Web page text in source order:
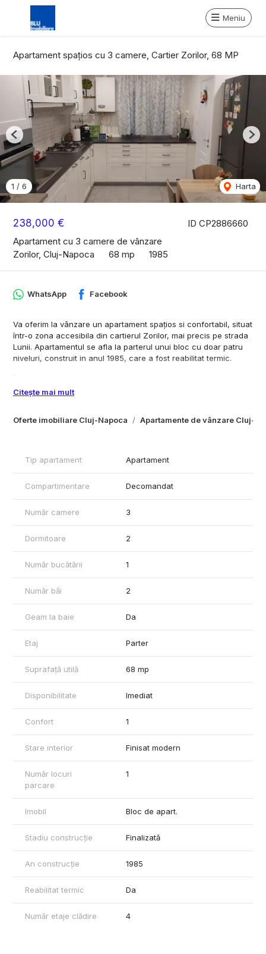
Meniu
Apartament spaţios cu 3 camere, Cartier Zorilor, 68 MP
ID CP2886660
238,000 €
Apartament cu 3 camere de vânzare
Zorilor, Cluj-Napoca
68 mp 1985
1 / 6 Harta
Previous
Oferte imobiliare Cluj-Napoca Apartamente de vânzare Cluj-
WhatsApp Facebook
Va oferim la vânzare un apartament spaţios si confortabil, situat
într-o zona accesibila din cartierul Zorilor, mai precis pe strada
Lunii. Apartamentul se afla la parterul unui bloc cu doar patru
niveluri, construit in anul 1985, care a fost reabilitat termic.
împreună cu geamurile termopan asigură o bună eficiență
In suprafata utila de 68 mp, apartamentul este compus din 2
loc de parcare exterioara cu contract de la Primarie.
existente in apartament.
Situatie juridica clara.
Citește mai mult
Tip apartament Apartament
Compartimentare Decomandat
Număr camere 3
Dormitoare 2
Număr bucătării 1
Număr băi 2
Geam la baie Da
Etaj Parter
Suprafață utilă 68 mp
Disponibilitate Imediat
Confort 1
Stare interior Finisat modern
Număr locuri
parcare
1
Imobil Bloc de apart.
Stadiu construcție Finalizată
An construcție 1985
Reabilitat termic Da
Număr etaje clădire 4